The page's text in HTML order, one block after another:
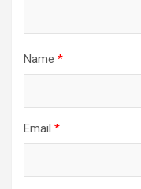
Name *
Email *